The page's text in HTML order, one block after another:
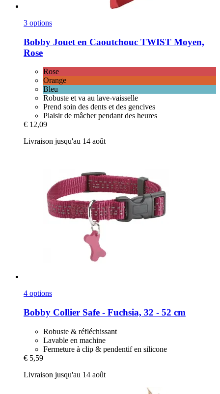
3 options
Bobby Jouet en Caoutchouc TWIST Moyen,
Rose
Rose
Orange
Bleu
Robuste et va au lave-vaisselle
Prend soin des dents et des gencives
Plaisir de mâcher pendant des heures
€ 12,09
Livraison jusqu'au 14 août
4 options
Bobby Collier Safe -​ Fuchsia, 32 -​ 52 cm
Robuste & réfléchissant
Lavable en machine
Fermeture à clip & pendentif en silicone
€ 5,59
Livraison jusqu'au 14 août